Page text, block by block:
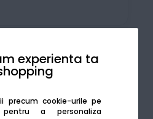
experienta ta
precum cookie-urile pe
a personaliza
automat produselor